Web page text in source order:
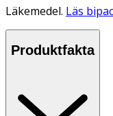
Läkemedel. Läs
Produktfakta